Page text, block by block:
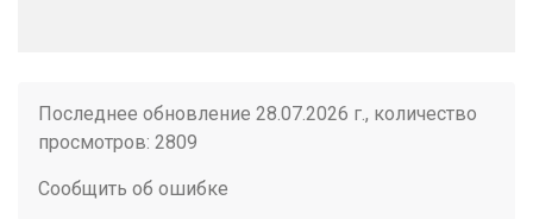
Последнее обновление 28.07.2026 г., количество
просмотров: 2809
Сообщить об ошибке